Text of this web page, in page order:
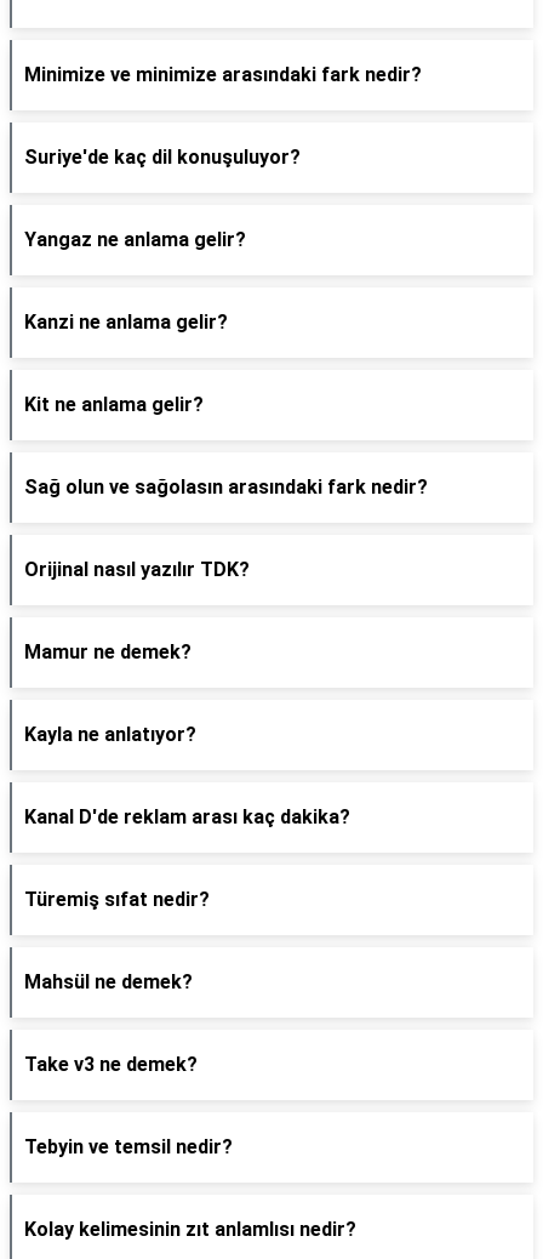
Minimize ve minimize arasındaki fark nedir?
Suriye'de kaç dil konuşuluyor?
Yangaz ne anlama gelir?
Kanzi ne anlama gelir?
Kit ne anlama gelir?
Sağ olun ve sağolasın arasındaki fark nedir?
Orijinal nasıl yazılır TDK?
Mamur ne demek?
Kayla ne anlatıyor?
Kanal D'de reklam arası kaç dakika?
Türemiş sıfat nedir?
Mahsül ne demek?
Take v3 ne demek?
Tebyin ve temsil nedir?
Kolay kelimesinin zıt anlamlısı nedir?